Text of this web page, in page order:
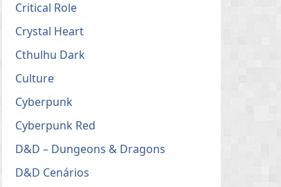
Critical Role
Crystal Heart
Cthulhu Dark
Culture
Cyberpunk
Cyberpunk Red
D&D – Dungeons & Dragons
D&D Cenários